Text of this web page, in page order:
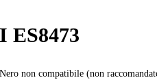
ES8473
non compatibile (non